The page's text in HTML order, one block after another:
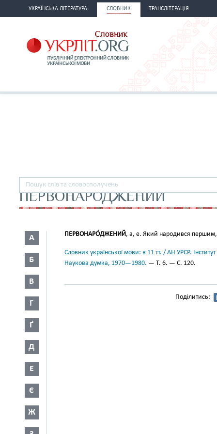
УКРАЇНСЬКА ЛІТЕРАТУРА СЛОВНИК ТРАНСЛІТЕРАЦІЯ
ПЕРВОНАРОДЖЕНИЙ
А
Б
В
Г
Ґ
Д
Е
Є
Ж
ПЕРВОНАРО́ДЖЕНИЙ, а, е. Який народився першим,
Словник української мови: в 11 тт. / АН УРСР.
Наукова думка, 1970—1980. — Т. 6. — С. 120.
Поділитись: